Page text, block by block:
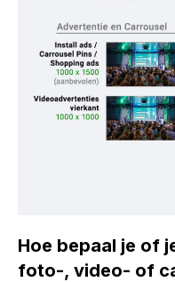
Hoe bepaal je of
foto-, video- of